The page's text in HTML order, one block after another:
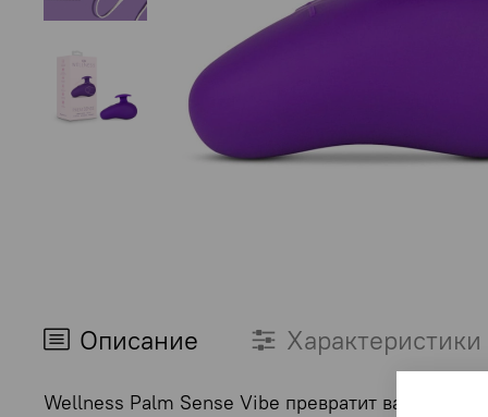
Описание Характеристики
Wellness Palm Sense Vibe превратит вашу